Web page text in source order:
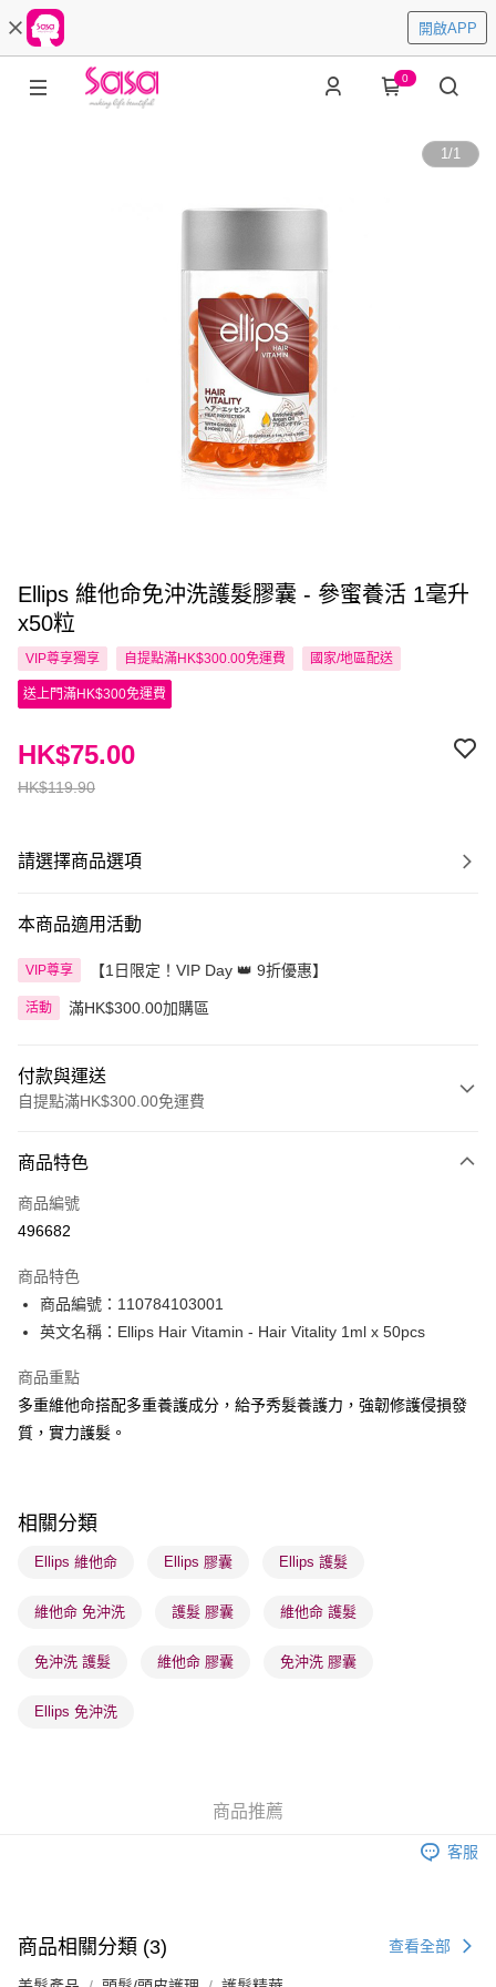
開啟APP
0
1/1
Ellips 維他命免沖洗護髮膠囊 - 參蜜養活 1毫升
x50粒
VIP尊享獨享 自提點滿HK$300.00免運費 國家/地區配送
送上門滿HK$300免運費
HK$119.90
HK$75.00
請選擇商品選項
本商品適用活動
VIP尊享 【1日限定！VIP Day 👑 9折優惠】
活動 滿HK$300.00加購區
付款與運送
自提點滿HK$300.00免運費
信用卡
Apple Pay
PayMe
WeChat Pay
BoC Pay
送貨方式
每筆HK$65.00，滿HK$300.00或以上免運費
確認發貨後1-3 工作天送達，訂單將隨機分配至SF順豐速運或京東
每筆HK$65.00，滿HK$300.00或以上免運費
(香港門市) 只顯示可選門市。確認發貨後2-5個工作天到店，3天內
(澳門門市) 只顯示可選門市。確認發貨後2-5個工作天到店，3天內
商品特色
商品編號
496682
商品特色
商品編號：110784103001
英文名稱：Ellips Hair Vitamin - Hair Vitality 1ml x 50pcs
商品重點
多重維他命搭配多重養護成分，給予秀髮養護力，強韌修護侵損發
質，實力護髮。
相關分類
Ellips 維他命 Ellips 膠囊 Ellips 護髮
維他命 免沖洗 護髮 膠囊 維他命 護髮
免沖洗 護髮 維他命 膠囊 免沖洗 膠囊
Ellips 免沖洗
商品推薦
客服
商品相關分類 (3) 查看全部